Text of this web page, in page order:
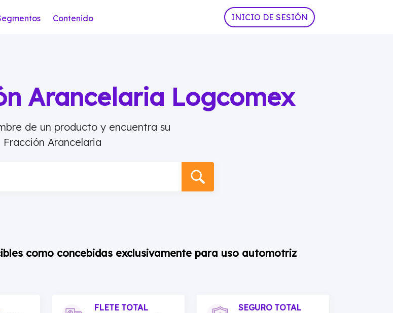
Contenido INICIO DE SESIÓN
Arancelaria Logcomex
de un producto y encuentra su
Fracción Arancelaria
como concebidas exclusivamente para uso automotriz
FLETE TOTAL
SEGURO TOTAL